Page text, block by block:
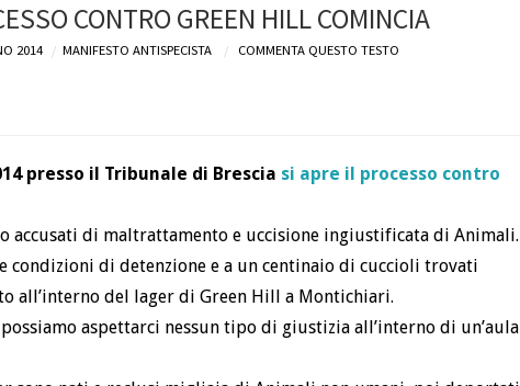
CONTRO GREEN HILL COMINCIA
2014 MANIFESTO ANTISPECISTA COMMENTA QUESTO TESTO
presso il Tribunale di Brescia si apre il processo contro
accusati di maltrattamento e uccisione ingiustificata di Animali.
condizioni di detenzione e a un centinaio di cuccioli trovati
all’interno del lager di Green Hill a Montichiari.
aspettarci nessun tipo di giustizia all’interno di un’aula